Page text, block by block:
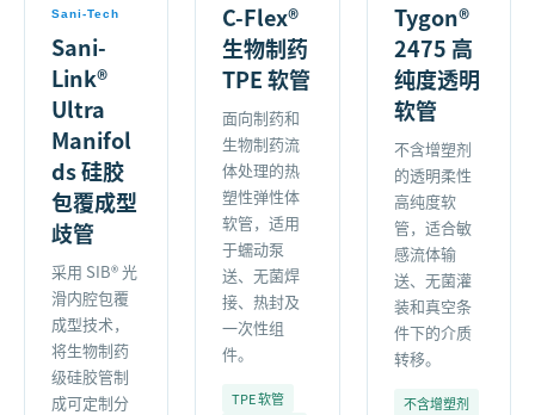
Sani-Tech
Sani-
Link®
Ultra
Manifol
ds 硅胶
包覆成型
歧管
采用 SIB® 光
滑内腔包覆
成型技术，
将生物制药
级硅胶管制
成可定制分
C-Flex®
生物制药
TPE 软管
面向制药和
生物制药流
体处理的热
塑性弹性体
软管，适用
于蠕动泵
送、无菌焊
接、热封及
一次性组
件。
TPE 软管
Tygon®
2475 高
纯度透明
软管
不含增塑剂
的透明柔性
高纯度软
管，适合敏
感流体输
送、无菌灌
装和真空条
件下的介质
转移。
不含增塑剂